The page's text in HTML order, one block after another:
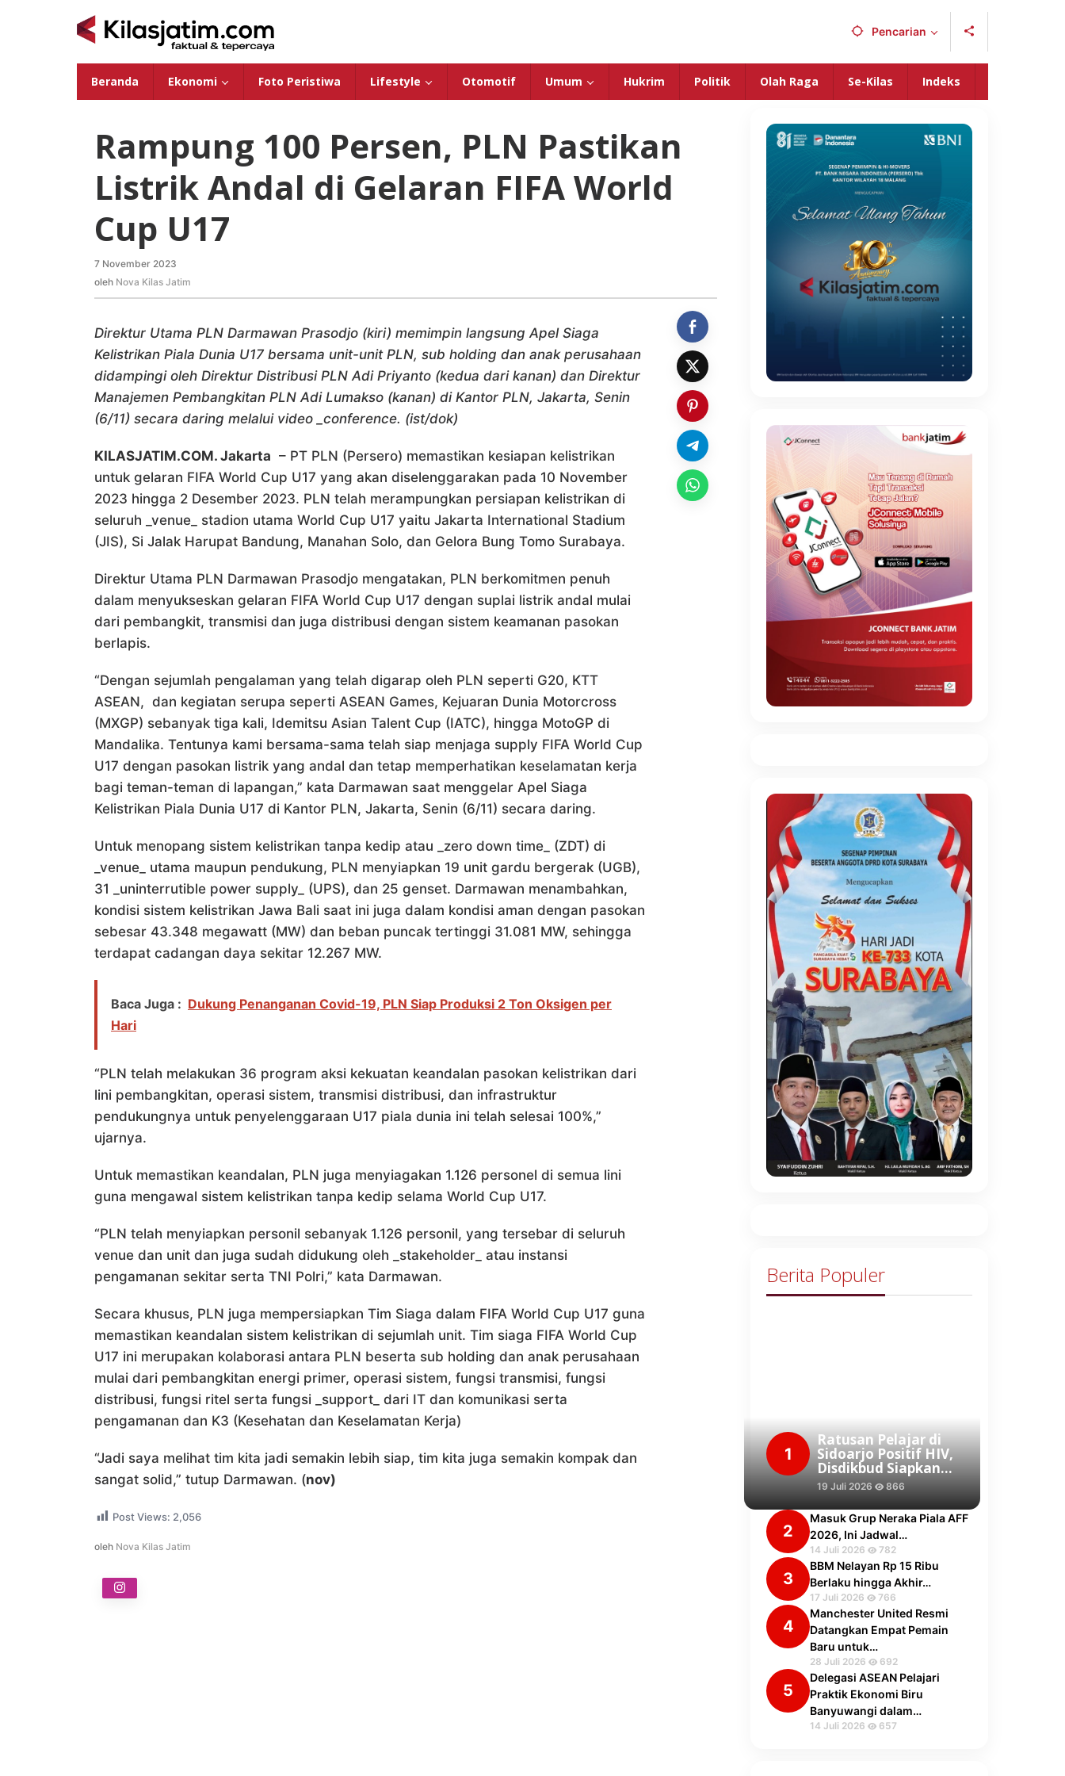
Pencarian
Beranda Ekonomi Foto Peristiwa Lifestyle Otomotif Umum Hukrim Politik Olah Raga Se-Kilas Indeks
Rampung 100 Persen, PLN Pastikan
Listrik Andal di Gelaran FIFA World
Cup U17
7 November 2023
Nova
oleh Nova Kilas Jatim
Direktur Utama PLN Darmawan Prasodjo (kiri) memimpin langsung Apel Siaga
Kelistrikan Piala Dunia U17 bersama unit-unit PLN, sub holding dan anak perusahaan
didampingi oleh Direktur Distribusi PLN Adi Priyanto (kedua dari kanan) dan Direktur
Manajemen Pembangkitan PLN Adi Lumakso (kanan) di Kantor PLN, Jakarta, Senin
(6/11) secara daring melalui video _conference. (ist/dok)
KILASJATIM.COM. Jakarta – PT PLN (Persero) memastikan kesiapan kelistrikan
untuk gelaran FIFA World Cup U17 yang akan diselenggarakan pada 10 November
2023 hingga 2 Desember 2023. PLN telah merampungkan persiapan kelistrikan di
seluruh _venue_ stadion utama World Cup U17 yaitu Jakarta International Stadium
(JIS), Si Jalak Harupat Bandung, Manahan Solo, dan Gelora Bung Tomo Surabaya.
Direktur Utama PLN Darmawan Prasodjo mengatakan, PLN berkomitmen penuh
dalam menyukseskan gelaran FIFA World Cup U17 dengan suplai listrik andal mulai
dari pembangkit, transmisi dan juga distribusi dengan sistem keamanan pasokan
berlapis.
“Dengan sejumlah pengalaman yang telah digarap oleh PLN seperti G20, KTT
ASEAN, dan kegiatan serupa seperti ASEAN Games, Kejuaran Dunia Motorcross
(MXGP) sebanyak tiga kali, Idemitsu Asian Talent Cup (IATC), hingga MotoGP di
Mandalika. Tentunya kami bersama-sama telah siap menjaga supply FIFA World Cup
U17 dengan pasokan listrik yang andal dan tetap memperhatikan keselamatan kerja
bagi teman-teman di lapangan,” kata Darmawan saat menggelar Apel Siaga
Kelistrikan Piala Dunia U17 di Kantor PLN, Jakarta, Senin (6/11) secara daring.
Untuk menopang sistem kelistrikan tanpa kedip atau _zero down time_ (ZDT) di
_venue_ utama maupun pendukung, PLN menyiapkan 19 unit gardu bergerak (UGB),
31 _uninterrutible power supply_ (UPS), dan 25 genset. Darmawan menambahkan,
kondisi sistem kelistrikan Jawa Bali saat ini juga dalam kondisi aman dengan pasokan
sebesar 43.348 megawatt (MW) dan beban puncak tertinggi 31.081 MW, sehingga
terdapat cadangan daya sekitar 12.267 MW.
Baca Juga : Dukung Penanganan Covid-19, PLN Siap Produksi 2 Ton Oksigen per
Hari
“PLN telah melakukan 36 program aksi kekuatan keandalan pasokan kelistrikan dari
lini pembangkitan, operasi sistem, transmisi distribusi, dan infrastruktur
pendukungnya untuk penyelenggaraan U17 piala dunia ini telah selesai 100%,”
ujarnya.
Untuk memastikan keandalan, PLN juga menyiagakan 1.126 personel di semua lini
guna mengawal sistem kelistrikan tanpa kedip selama World Cup U17.
“PLN telah menyiapkan personil sebanyak 1.126 personil, yang tersebar di seluruh
venue dan unit dan juga sudah didukung oleh _stakeholder_ atau instansi
pengamanan sekitar serta TNI Polri,” kata Darmawan.
Secara khusus, PLN juga mempersiapkan Tim Siaga dalam FIFA World Cup U17 guna
memastikan keandalan sistem kelistrikan di sejumlah unit. Tim siaga FIFA World Cup
U17 ini merupakan kolaborasi antara PLN beserta sub holding dan anak perusahaan
mulai dari pembangkitan energi primer, operasi sistem, fungsi transmisi, fungsi
distribusi, fungsi ritel serta fungsi _support_ dari IT dan komunikasi serta
pengamanan dan K3 (Kesehatan dan Keselamatan Kerja)
“Jadi saya melihat tim kita jadi semakin lebih siap, tim kita juga semakin kompak dan
sangat solid,” tutup Darmawan. (nov)
Post Views: 2,056
oleh Nova Kilas Jatim
Berita Populer
1
Ratusan Pelajar di
Sidoarjo Positif HIV,
Disdikbud Siapkan…
19 Juli 2026 866
2
Masuk Grup Neraka Piala AFF
2026, Ini Jadwal…
14 Juli 2026 782
3
BBM Nelayan Rp 15 Ribu
Berlaku hingga Akhir…
17 Juli 2026 766
4
Manchester United Resmi
Datangkan Empat Pemain
Baru untuk…
28 Juli 2026 692
5
Delegasi ASEAN Pelajari
Praktik Ekonomi Biru
Banyuwangi dalam…
14 Juli 2026 657